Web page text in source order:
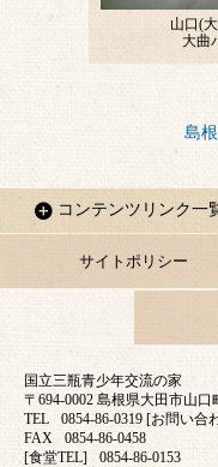
島
コンテンツリンク一
サイトポリシー
国立三瓶青少年交流の家
〒694-0002 島根県大田市山口
TEL
0854-86-0319 [お問い合
FAX
0854-86-0458
[食堂TEL]
0854-86-0153